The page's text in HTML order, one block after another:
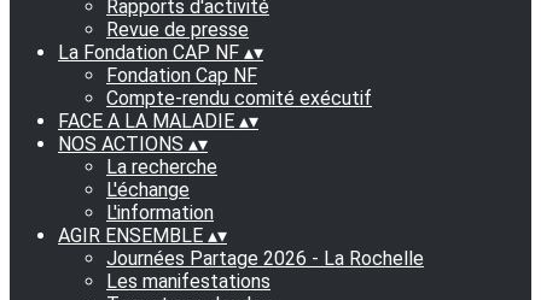
Rapports d'activité
Revue de presse
La Fondation CAP NF ▴▾
Fondation Cap NF
Compte-rendu comité exécutif
FACE A LA MALADIE ▴▾
NOS ACTIONS ▴▾
La recherche
L'échange
L'information
AGIR ENSEMBLE ▴▾
Journées Partage 2026 - La Rochelle
Les manifestations